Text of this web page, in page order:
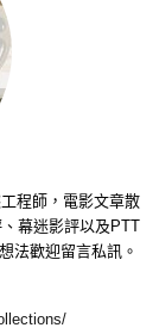
程師，電影文章散
幕迷影評以及PTT
法歡迎留言私訊。